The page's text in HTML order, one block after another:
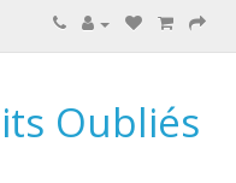
Oubliés